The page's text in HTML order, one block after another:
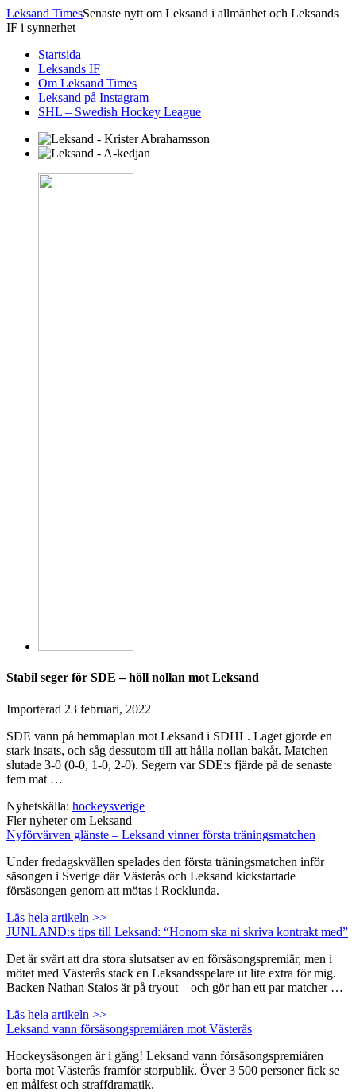
Leksand TimesSenaste nytt om Leksand i allmänhet och Leksands
IF i synnerhet
Startsida
Leksands IF
Om Leksand Times
Leksand på Instagram
SHL – Swedish Hockey League
Stabil seger för SDE – höll nollan mot Leksand
Importerad 23 februari, 2022
SDE vann på hemmaplan mot Leksand i SDHL. Laget gjorde en
stark insats, och såg dessutom till att hålla nollan bakåt. Matchen
slutade 3-0 (0-0, 1-0, 2-0). Segern var SDE:s fjärde på de senaste
fem mat …
Nyhetskälla: hockeysverige
Fler nyheter om Leksand
Nyförvärven glänste – Leksand vinner första träningsmatchen
Under fredagskvällen spelades den första träningsmatchen inför
säsongen i Sverige där Västerås och Leksand kickstartade
försäsongen genom att mötas i Rocklunda.
Läs hela artikeln >>
JUNLAND:s tips till Leksand: “Honom ska ni skriva kontrakt med”
Det är svårt att dra stora slutsatser av en försäsongspremiär, men i
mötet med Västerås stack en Leksandsspelare ut lite extra för mig.
Backen Nathan Staios är på tryout – och gör han ett par matcher …
Läs hela artikeln >>
Leksand vann försäsongspremiären mot Västerås
Hockeysäsongen är i gång! Leksand vann försäsongspremiären
borta mot Västerås framför storpublik. Över 3 500 personer fick se
en målfest och straffdramatik.